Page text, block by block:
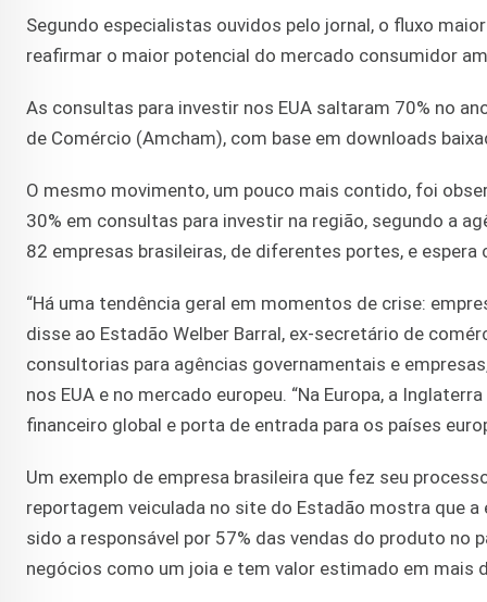
Segundo especialistas ouvidos pelo jornal, o fluxo
reafirmar o maior potencial do mercado consumidor
As consultas para investir nos EUA saltaram 70% no
de Comércio (Amcham), com base em downloads
O mesmo movimento, um pouco mais contido, foi
30% em consultas para investir na região, segundo a
82 empresas brasileiras, de diferentes portes, e
“Há uma tendência geral em momentos de crise:
disse ao Estadão Welber Barral, ex-secretário de
consultorias para agências governamentais e
nos EUA e no mercado europeu. “Na Europa, a
financeiro global e porta de entrada para os países
Um exemplo de empresa brasileira que fez seu
reportagem veiculada no site do Estadão mostra que
sido a responsável por 57% das vendas do produto no
negócios como um joia e tem valor estimado em mais